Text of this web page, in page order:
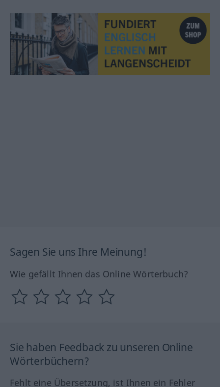
Sagen Sie uns Ihre Meinung!
Wie gefällt Ihnen das Online Wörterbuch?
Sie haben Feedback zu unseren Online
Wörterbüchern?
Fehlt eine Übersetzung, ist Ihnen ein Fehler